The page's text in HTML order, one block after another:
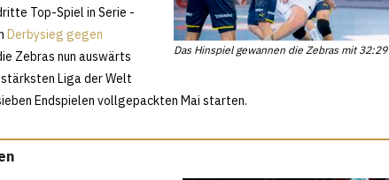
Das Hinspiel gewannen die Zebras mit 32:29
Top-Spiel in Serie -
Derbysieg gegen
Zebras nun auswärts
Liga der Welt
Endspielen vollgepackten Mai starten.